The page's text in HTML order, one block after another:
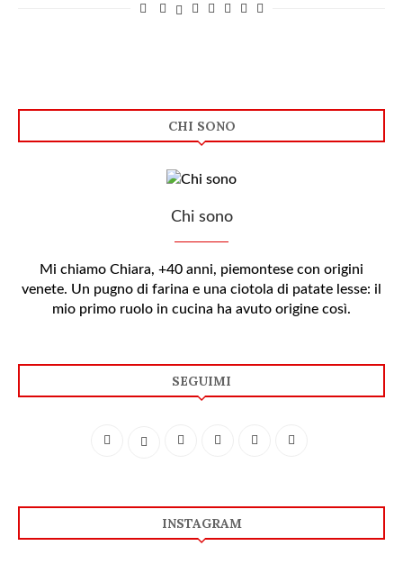
CHI SONO
Chi sono
Mi chiamo Chiara, +40 anni, piemontese con origini
venete. Un pugno di farina e una ciotola di patate lesse: il
mio primo ruolo in cucina ha avuto origine così.
SEGUIMI
INSTAGRAM